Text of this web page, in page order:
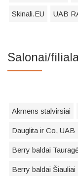
Skinali.EU UAB
Salonai/
Akmens stalvirsiai
Dauglita ir Co, UAB
Berry baldai
Berry baldai Šiauliai